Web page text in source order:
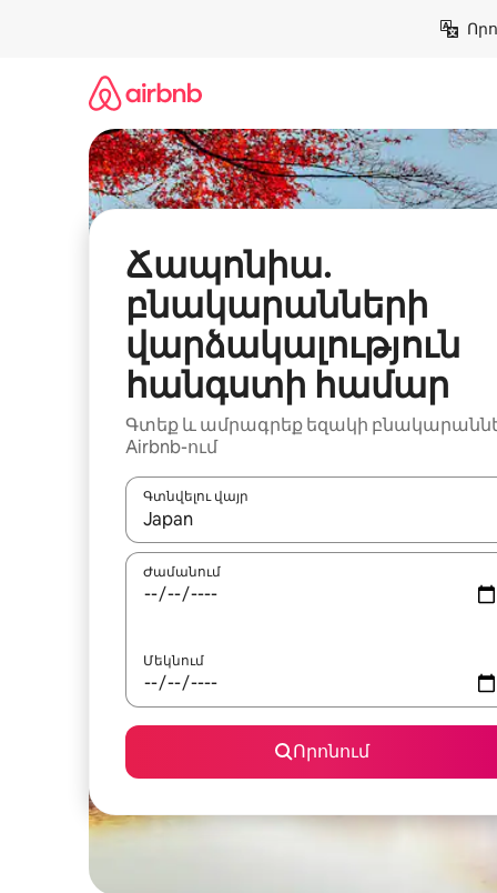
Ճապոնիա.
բնակարանների
վարձակալություն
հանգստի համար
Գտեք և ամրագրեք եզակի
Airbnb-ում
Գտնվելու վայր
Երբ արդյունքները հասանելի լինեն,
Ժամանում
Մեկնում
Որոնում